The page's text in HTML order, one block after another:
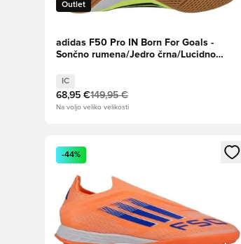
Outlet
adidas F50 Pro IN Born For Goals -
Sončno rumena/Jedro črna/Lucidno
IC
68,95 €149,95 €
Na voljo veliko velikosti
Odpre Modal za prijavo ali vpis kot član
-44%